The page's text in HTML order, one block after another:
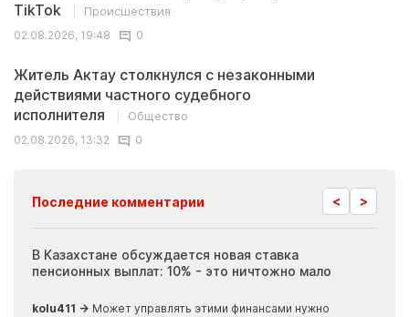
TikTok
Происшествия
02.08.2026, 19:48
0
Житель Актау столкнулся с незаконными
действиями частного судебного
исполнителя
Общество
02.08.2026, 13:32
0
Последние комментарии < >
В Казахстане обсуждается новая ставка
пенсионных выплат: 10% - это ничтожно мало
kolu411 → Может управлять этими финансами нужно